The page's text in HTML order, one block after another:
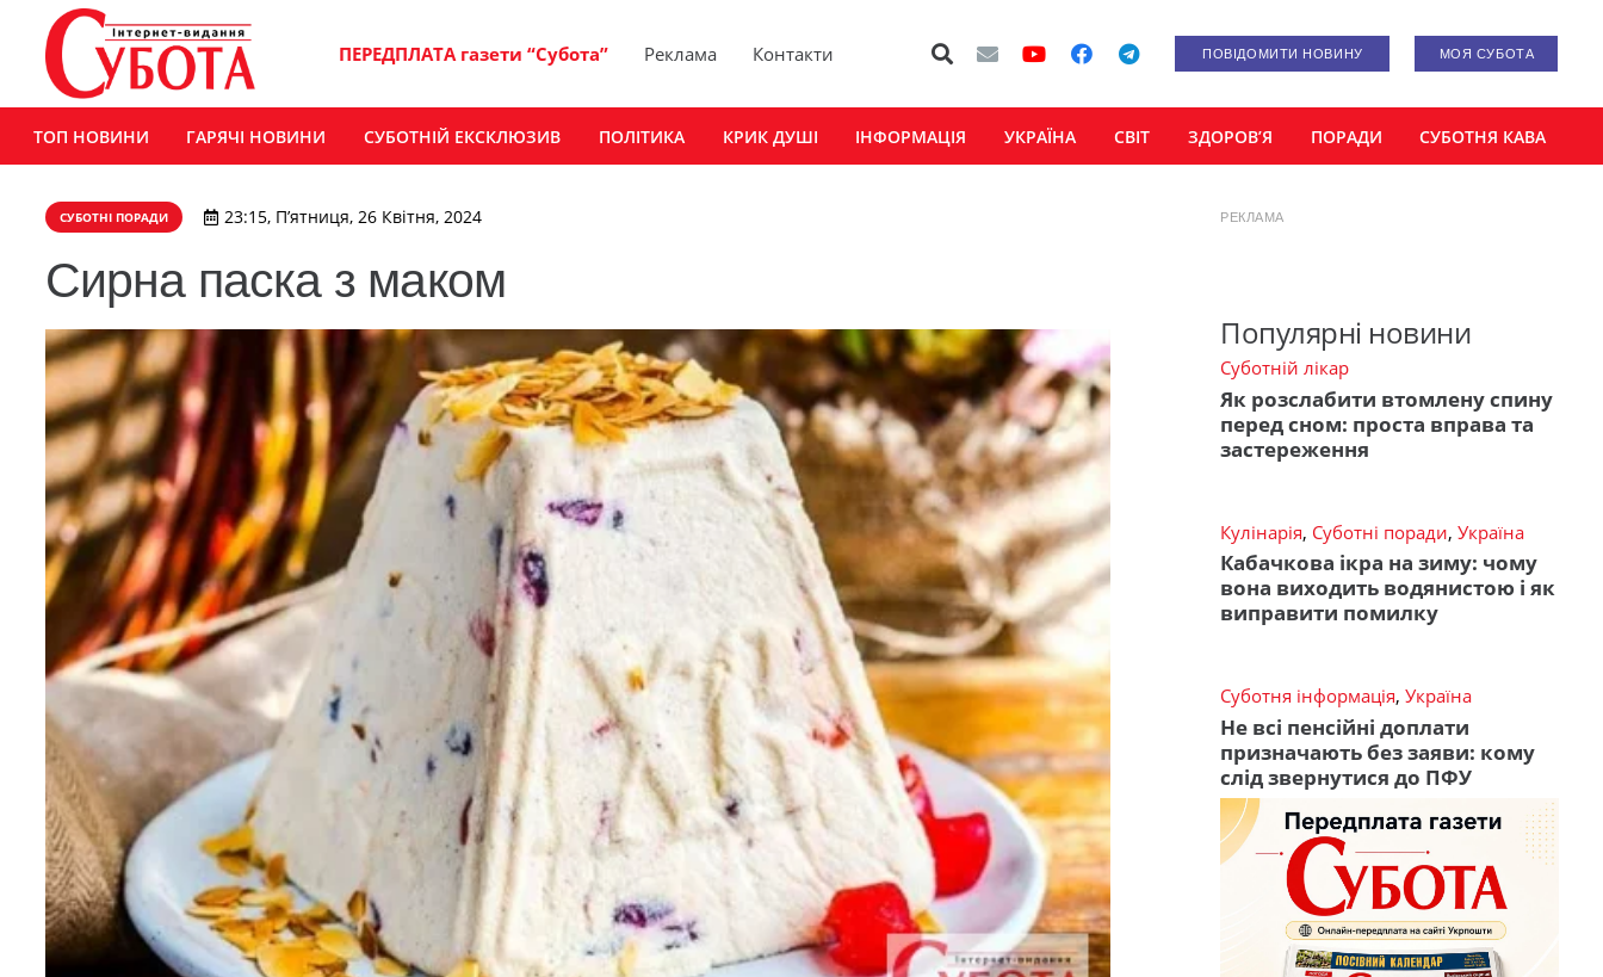
ПЕРЕДПЛАТА газети “Субота” Реклама Контакти ПОВІДОМИТИ НОВИНУ МОЯ СУБОТА
ТОП НОВИНИ ГАРЯЧІ НОВИНИ СУБОТНІЙ ЕКСКЛЮЗИВ ПОЛІТИКА КРИК ДУШІ ІНФОРМАЦІЯ УКРАЇНА СВІТ ЗДОРОВ’Я ПОРАДИ СУБОТНЯ КАВА
СУБОТНІ ПОРАДИ 23:15, П’ятниця, 26 Квітня, 2024
Сирна паска з маком
РЕКЛАМА
Популярні новини
Суботній лікар
Як розслабити втомлену спину
перед сном: проста вправа та
застереження
Кулінарія, Суботні поради, Україна
Кабачкова ікра на зиму: чому
вона виходить водянистою і як
виправити помилку
Суботня інформація, Україна
Не всі пенсійні доплати
призначають без заяви: кому
слід звернутися до ПФУ